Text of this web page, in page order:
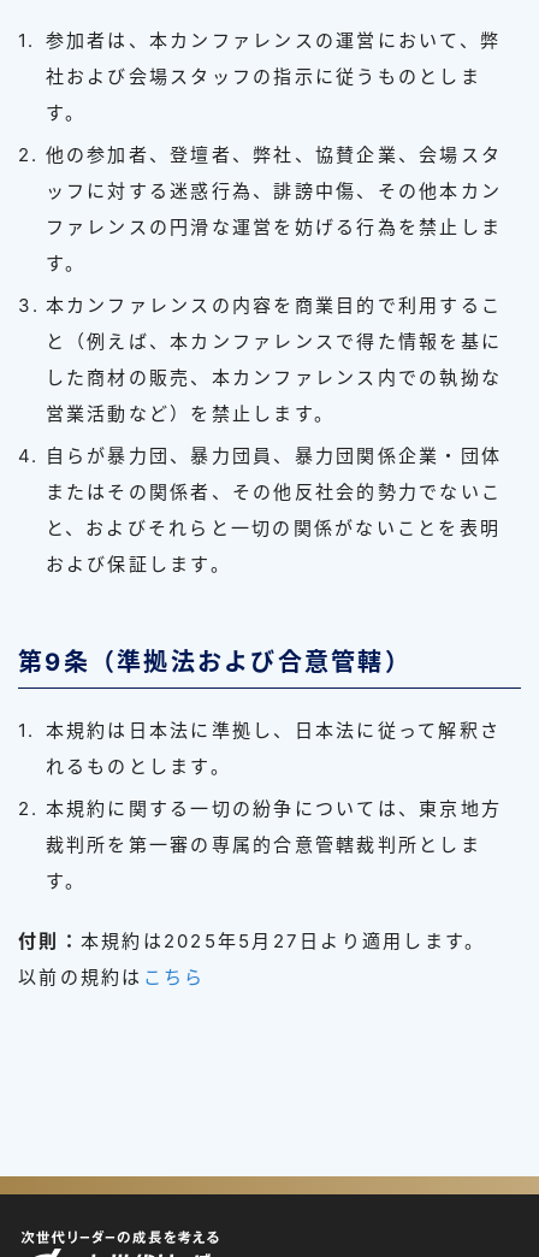
参加者は、本カンファレンスの運営において、弊
社および会場スタッフの指示に従うものとしま
す。
他の参加者、登壇者、弊社、協賛企業、会場スタ
ッフに対する迷惑行為、誹謗中傷、その他本カン
ファレンスの円滑な運営を妨げる行為を禁止しま
す。
本カンファレンスの内容を商業目的で利用するこ
と（例えば、本カンファレンスで得た情報を基に
した商材の販売、本カンファレンス内での執拗な
営業活動など）を禁止します。
自らが暴力団、暴力団員、暴力団関係企業・団体
またはその関係者、その他反社会的勢力でないこ
と、およびそれらと一切の関係がないことを表明
および保証します。
第9条（準拠法および合意管轄）
本規約は日本法に準拠し、日本法に従って解釈さ
れるものとします。
本規約に関する一切の紛争については、東京地方
裁判所を第一審の専属的合意管轄裁判所としま
す。
付則： 本規約は2025年5月27日より適用します。
以前の規約は こちら